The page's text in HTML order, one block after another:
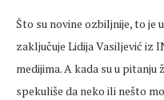
Što su novine ozbiljnije, to je
zaključuje Lidija Vasiljević iz
medijima. A kada su u pitanju
spekuliše da neko ili nešto